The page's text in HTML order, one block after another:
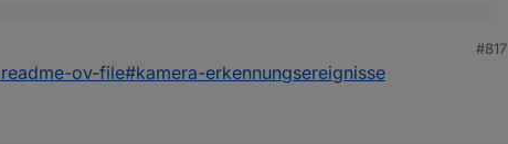
soll? für einen Personenerkennungsalarm?
#817
ov-file#kamera-erkennungsereignisse